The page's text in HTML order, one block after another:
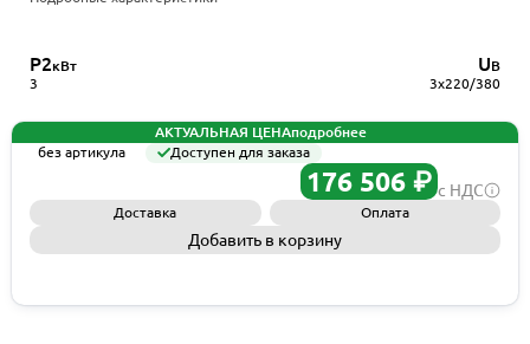
P2кВт
3
UВ
3x220/380
АКТУАЛЬНАЯ ЦЕНАподробнее
без артикула
Доступен для заказа
176 506 ₽ с НДС
Доставка Оплата
Добавить в корзину